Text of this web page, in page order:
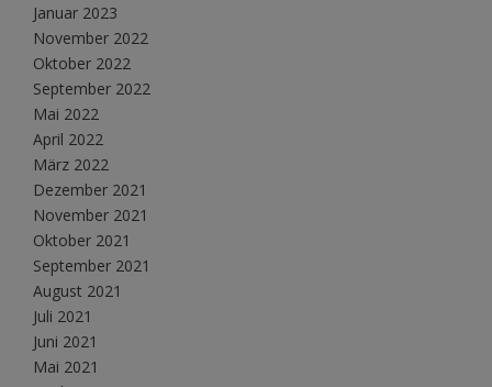
Januar 2023
November 2022
Oktober 2022
September 2022
Mai 2022
April 2022
März 2022
Dezember 2021
November 2021
Oktober 2021
September 2021
August 2021
Juli 2021
Juni 2021
Mai 2021